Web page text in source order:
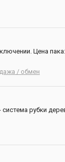
Цена
/ обмен
рубки